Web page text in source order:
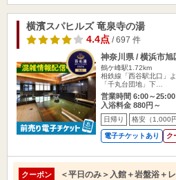
横濱スパヒルズ 竜泉寺の湯
4.4点/ 697 件
神奈川県 / 横浜市旭
鶴ケ峰駅1.72km
相鉄線「西谷駅北口」
「千丸台団地」下…
営業時間 6:00～25:00
入浴料金 880円～
日帰り 格安（1,000
電子チケットあり ク
クーポン
＜平日のみ＞入館＋岩盤浴＋